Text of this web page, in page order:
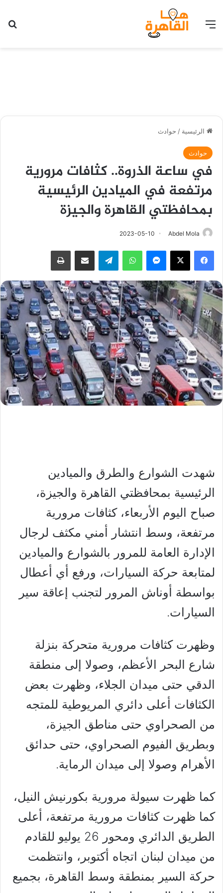
القائمة
الرئيسية / حوادث
حوادث
في ساعة الذروة.. كثافات مرورية
مرتفعة في الميادين الرئيسية
بمحافظتي القاهرة والجيزة
Abdel Mola
2023-05-10
فيسبوك ‫X ماسنجر واتساب تيلقرام مشاركة عبر البريد طباعة
شهدت الشوارع والطرق والميادين
الرئيسية بمحافظتي القاهرة والجيزة،
صباح اليوم الأربعاء، كثافات مرورية
مرتفعة، وسط انتشار أمني مكثف لرجال
الإدارة العامة للمرور بالشوارع والميادين
لمتابعة حركة السيارات، ورفع أي أعطال
بواسطة أوناش المرور لتجنب إعاقة سير
السيارات.
وظهرت كثافات مرورية متحركة بنزلة
شارع البحر الأعظم، وصولا إلى منطقة
الدقي حتى ميدان الجلاء، وظهرت بعض
الكثافات أعلى دائري المريوطية للمتجه
من الصحراوي حتى مناطق الجيزة،
وبطريق الفيوم الصحراوي، حتى حدائق
الأهرام وصولا إلى ميدان الرماية.
كما ظهرت سيولة مرورية بكورنيش النيل،
كما ظهرت كثافات مرورية مرتفعة، أعلى
الطريق الدائري ومحور 26 يوليو للقادم
من ميدان لبنان اتجاه أكتوبر، وانتظمت
حركة السير بمنطقة وسط القاهرة، بجميع